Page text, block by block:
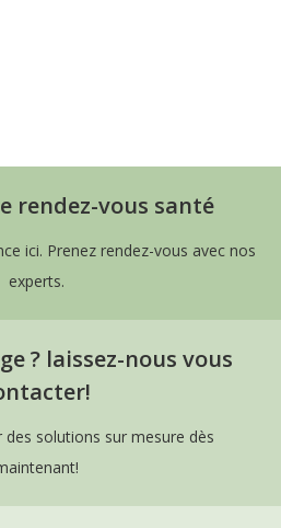
rendez-vous santé
ici. Prenez rendez-vous avec nos
experts.
? laissez-nous vous
solutions sur mesure dès